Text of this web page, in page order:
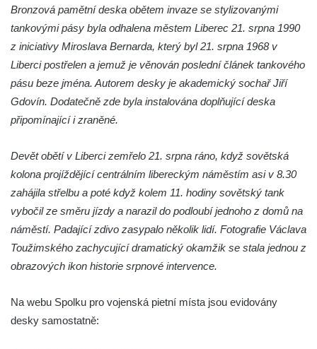
Kenotaf Václava B. Hájka na starém
hřbitově v Kamenném Újezdě
Pomník obětem válek na Náměstí v
Kamenném Újezdě
Kenotaf Jana Mojžiše na hřbitově ve
Velešíně
Velešíně
Hrob Ludvíka Tůmy na hřbitově ve Velešíně
Hrob Josefa Havla na hřbitově ve Velešíně
Pomník obětem 2. světové války na hřbitově
u kostela svatého Václava ve Velešíně
pomníku obětem válek na náměstí J. V.
Kamarýta ve Velešíně
Bronzová pamětní deska obětem invaze se stylizovanými
tankovými pásy byla odhalena městem Liberec 21. srpna 1990
z iniciativy Miroslava Bernarda, který byl 21. srpna 1968 v
Liberci postřelen a jemuž je věnován poslední článek tankového
pásu beze jména. Autorem desky je akademický sochař Jiří
Gdovín. Dodatečně zde byla instalována doplňující deska
připomínající i zraněné.
Devět obětí v Liberci zemřelo 21. srpna ráno, když sovětská
kolona projíždějící centrálním libereckým náměstím asi v 8.30
zahájila střelbu a poté když kolem 11. hodiny sovětský tank
vybočil ze směru jízdy a narazil do podloubí jednoho z domů na
náměstí. Padající zdivo zasypalo několik lidí. Fotografie Václava
Toužimského zachycující dramatický okamžik se stala jednou z
obrazových ikon historie srpnové intervence.
Na webu Spolku pro vojenská pietní místa jsou evidovány
desky samostatně: